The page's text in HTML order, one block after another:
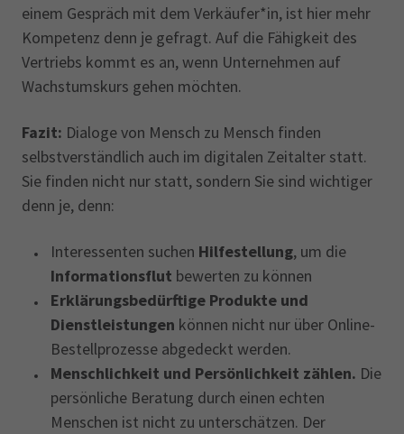
einem Gespräch mit dem Verkäufer*in, ist hier mehr
Kompetenz denn je gefragt. Auf die Fähigkeit des
Vertriebs kommt es an, wenn Unternehmen auf
Wachstumskurs gehen möchten.
Fazit: Dialoge von Mensch zu Mensch finden
selbstverständlich auch im digitalen Zeitalter statt.
Sie finden nicht nur statt, sondern Sie sind wichtiger
denn je, denn:
Interessenten suchen Hilfestellung, um die
Informationsflut bewerten zu können
Erklärungsbedürftige Produkte und
Dienstleistungen können nicht nur über Online-
Bestellprozesse abgedeckt werden.
Menschlichkeit und Persönlichkeit zählen. Die
persönliche Beratung durch einen echten
Menschen ist nicht zu unterschätzen. Der